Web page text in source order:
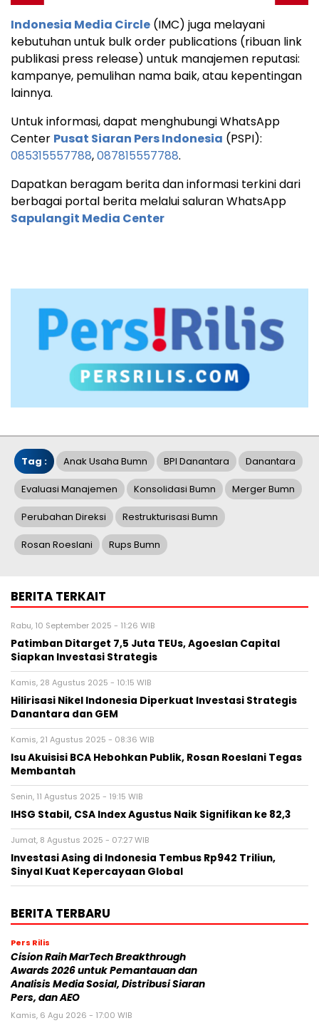
Indonesia Media Circle (IMC) juga melayani
kebutuhan untuk bulk order publications (ribuan link
publikasi press release) untuk manajemen reputasi:
kampanye, pemulihan nama baik, atau kepentingan
lainnya.
Untuk informasi, dapat menghubungi WhatsApp
Center Pusat Siaran Pers Indonesia (PSPI):
085315557788,087815557788.
Dapatkan beragam berita dan informasi terkini dari
berbagai portal berita melalui saluran WhatsApp
Sapulangit Media Center
Tag : Anak Usaha Bumn BPI Danantara Danantara
Evaluasi Manajemen Konsolidasi Bumn Merger Bumn
Perubahan Direksi Restrukturisasi Bumn
Rosan Roeslani Rups Bumn
BERITA TERKAIT
Rabu, 10 September 2025 - 11:26 WIB
Patimban Ditarget 7,5 Juta TEUs, Agoeslan Capital
Siapkan Investasi Strategis
Kamis, 28 Agustus 2025 - 10:15 WIB
Hilirisasi Nikel Indonesia Diperkuat Investasi Strategis
Danantara dan GEM
Kamis, 21 Agustus 2025 - 08:36 WIB
Isu Akuisisi BCA Hebohkan Publik, Rosan Roeslani Tegas
Membantah
Senin, 11 Agustus 2025 - 19:15 WIB
IHSG Stabil, CSA Index Agustus Naik Signifikan ke 82,3
Jumat, 8 Agustus 2025 - 07:27 WIB
Investasi Asing di Indonesia Tembus Rp942 Triliun,
Sinyal Kuat Kepercayaan Global
BERITA TERBARU
Pers Rilis
Cision Raih MarTech Breakthrough
Awards 2026 untuk Pemantauan dan
Analisis Media Sosial, Distribusi Siaran
Pers, dan AEO
Kamis, 6 Agu 2026 - 17:00 WIB